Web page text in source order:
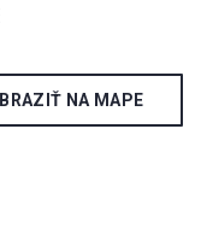
NA MAPE